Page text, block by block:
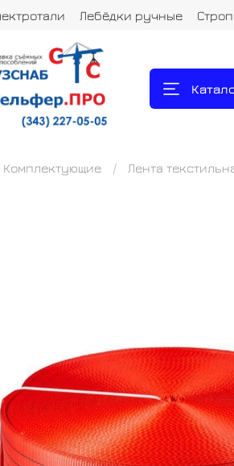
Лебёдки ручные
Комплектующие Лента